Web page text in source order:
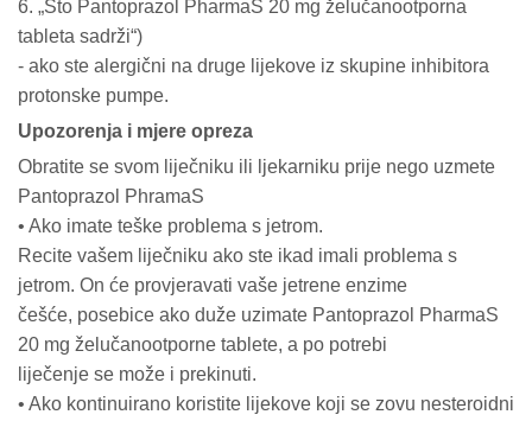
6. „Što Pantoprazol PharmaS 20 mg želučanootporna
tableta sadrži“)
- ako ste alergični na druge lijekove iz skupine inhibitora
protonske pumpe.
Upozorenja i mjere opreza
Obratite se svom liječniku ili ljekarniku prije nego uzmete
Pantoprazol PhramaS
• Ako imate teške problema s jetrom.
Recite vašem liječniku ako ste ikad imali problema s
jetrom. On će provjeravati vaše jetrene enzime
češće, posebice ako duže uzimate Pantoprazol PharmaS
20 mg želučanootporne tablete, a po potrebi
liječenje se može i prekinuti.
• Ako kontinuirano koristite lijekove koji se zovu nesteroidni